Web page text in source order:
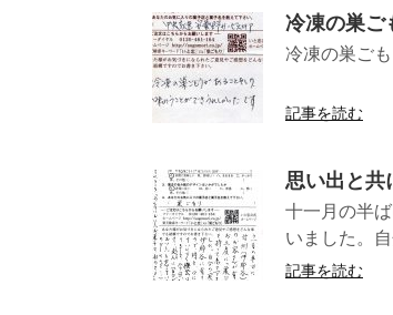
冷凍の巣ご
冷凍の巣ご
記事を読む
思い出と共
十一月の半
いました。
記事を読む